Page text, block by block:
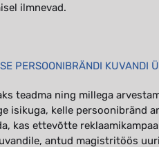
ilmnevad.
PERSOONIBRÄNDI KUVANDI
teadma ning millega
isikuga, kelle persoonibränd
kas ettevõtte
antud magistritöös